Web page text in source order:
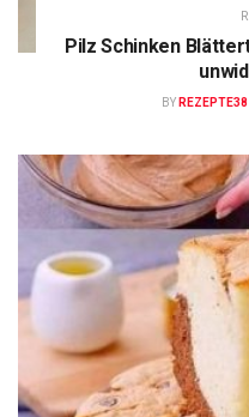
Pilz Schinken
BY REZEPTE38